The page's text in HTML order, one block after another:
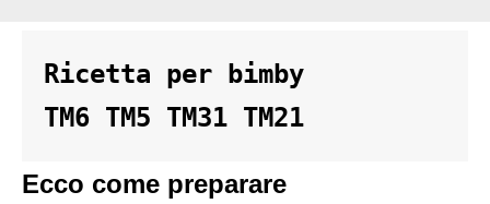
Ricetta per bimby
TM6 TM5 TM31 TM21
Ecco come preparare